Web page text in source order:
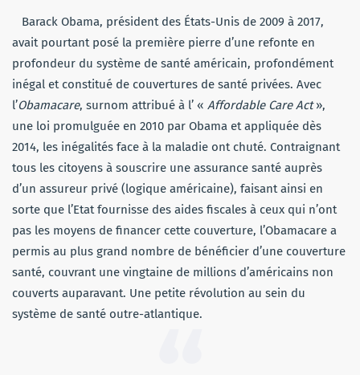
Barack Obama, président des États-Unis de 2009 à 2017,
avait pourtant posé la première pierre d’une refonte en
profondeur du système de santé américain, profondément
inégal et constitué de couvertures de santé privées. Avec
l’Obamacare, surnom attribué à l’ « Affordable Care Act»,
une loi promulguée en 2010 par Obama et appliquée dès
2014, les inégalités face à la maladie ont chuté. Contraignant
tous les citoyens à souscrire une assurance santé auprès
d’un assureur privé (logique américaine), faisant ainsi en
sorte que l’Etat fournisse des aides fiscales à ceux qui n’ont
pas les moyens de financer cette couverture, l’Obamacare a
permis au plus grand nombre de bénéficier d’une couverture
santé, couvrant une vingtaine de millions d’américains non
couverts auparavant. Une petite révolution au sein du
système de santé outre-atlantique.